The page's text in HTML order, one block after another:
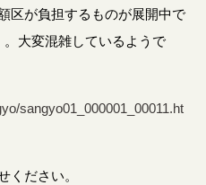
区が負担するものが展開中で
大変混雑しているようで
sangyo01_000001_00011.ht
ください。